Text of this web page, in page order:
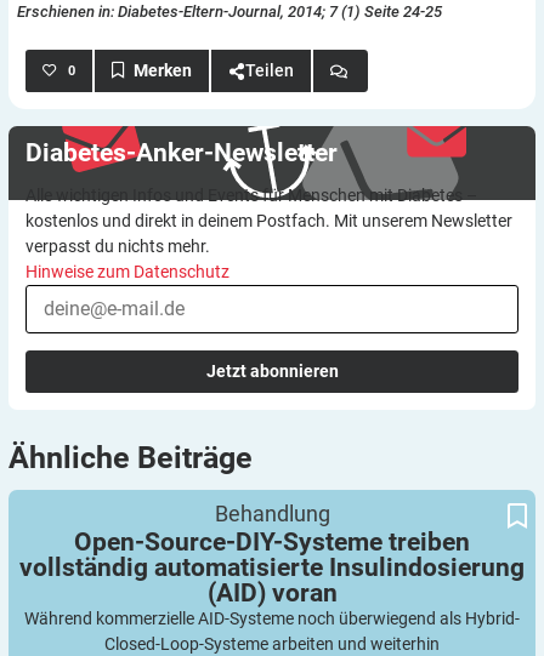
Erschienen in: Diabetes-Eltern-Journal, 2014; 7 (1) Seite 24-25
0 Teilen
Diabetes-Anker-Newsletter
Alle wichtigen Infos und Events für Menschen mit Diabetes –
kostenlos und direkt in deinem Postfach. Mit unserem Newsletter
verpasst du nichts mehr.
Hinweise zum Datenschutz
Jetzt abonnieren
Ähnliche Beiträge
Open-Source-DIY-Systeme treiben vollständig automatisierte
Insulindosierung (AID) voran
Behandlung
Open-Source-DIY-Systeme treiben
vollständig automatisierte Insulindosierung
(AID) voran
Während kommerzielle AID-Systeme noch überwiegend als Hybrid-
Closed-Loop-Systeme arbeiten und weiterhin